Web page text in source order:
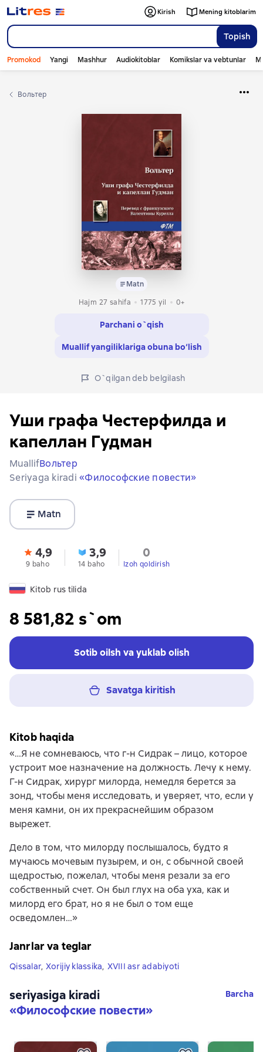
Topish
Kirish Mening kitoblarim
Promokod Yangi Mashhur Audiokitoblar Komikslar va vebtunlar
Вольтер
Matn
Hajm 27 sahifa
1775 yil 0+
Parchani o`qish
Muallif yangiliklariga obuna bo‘lish
O`qilgan deb belgilash
Уши графа Честерфилда и
капеллан Гудман
MuallifВольтер
Seriyaga kiradi «Философские повести»
Matn
4,9
9 baho
3,9
14 baho
0
Izoh qoldirish
Kitob rus tilida
8 581,82 s`om
Sotib oilsh va yuklab olish
Savatga kiritish
Kitob haqida
«…Я не сомневаюсь, что г-н Сидрак – лицо, которое
устроит мое назначение на должность. Лечу к нему.
Г-н Сидрак, хирург милорда, немедля берется за
зонд, чтобы меня исследовать, и уверяет, что, если у
меня камни, он их прекраснейшим образом
вырежет.
Дело в том, что милорду послышалось, будто я
мучаюсь мочевым пузырем, и он, с обычной своей
щедростью, пожелал, чтобы меня резали за его
собственный счет. Он был глух на оба уха, как и
милорд его брат, но я не был о том еще
осведомлен…»
Janrlar va teglar
Qissalar, Xorijiy klassika, XVIII asr adabiyoti
seriyasiga kiradi
«Философские повести»
Barcha